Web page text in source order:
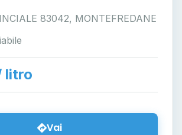
83042, MONTEFREDANE
litro
Vai